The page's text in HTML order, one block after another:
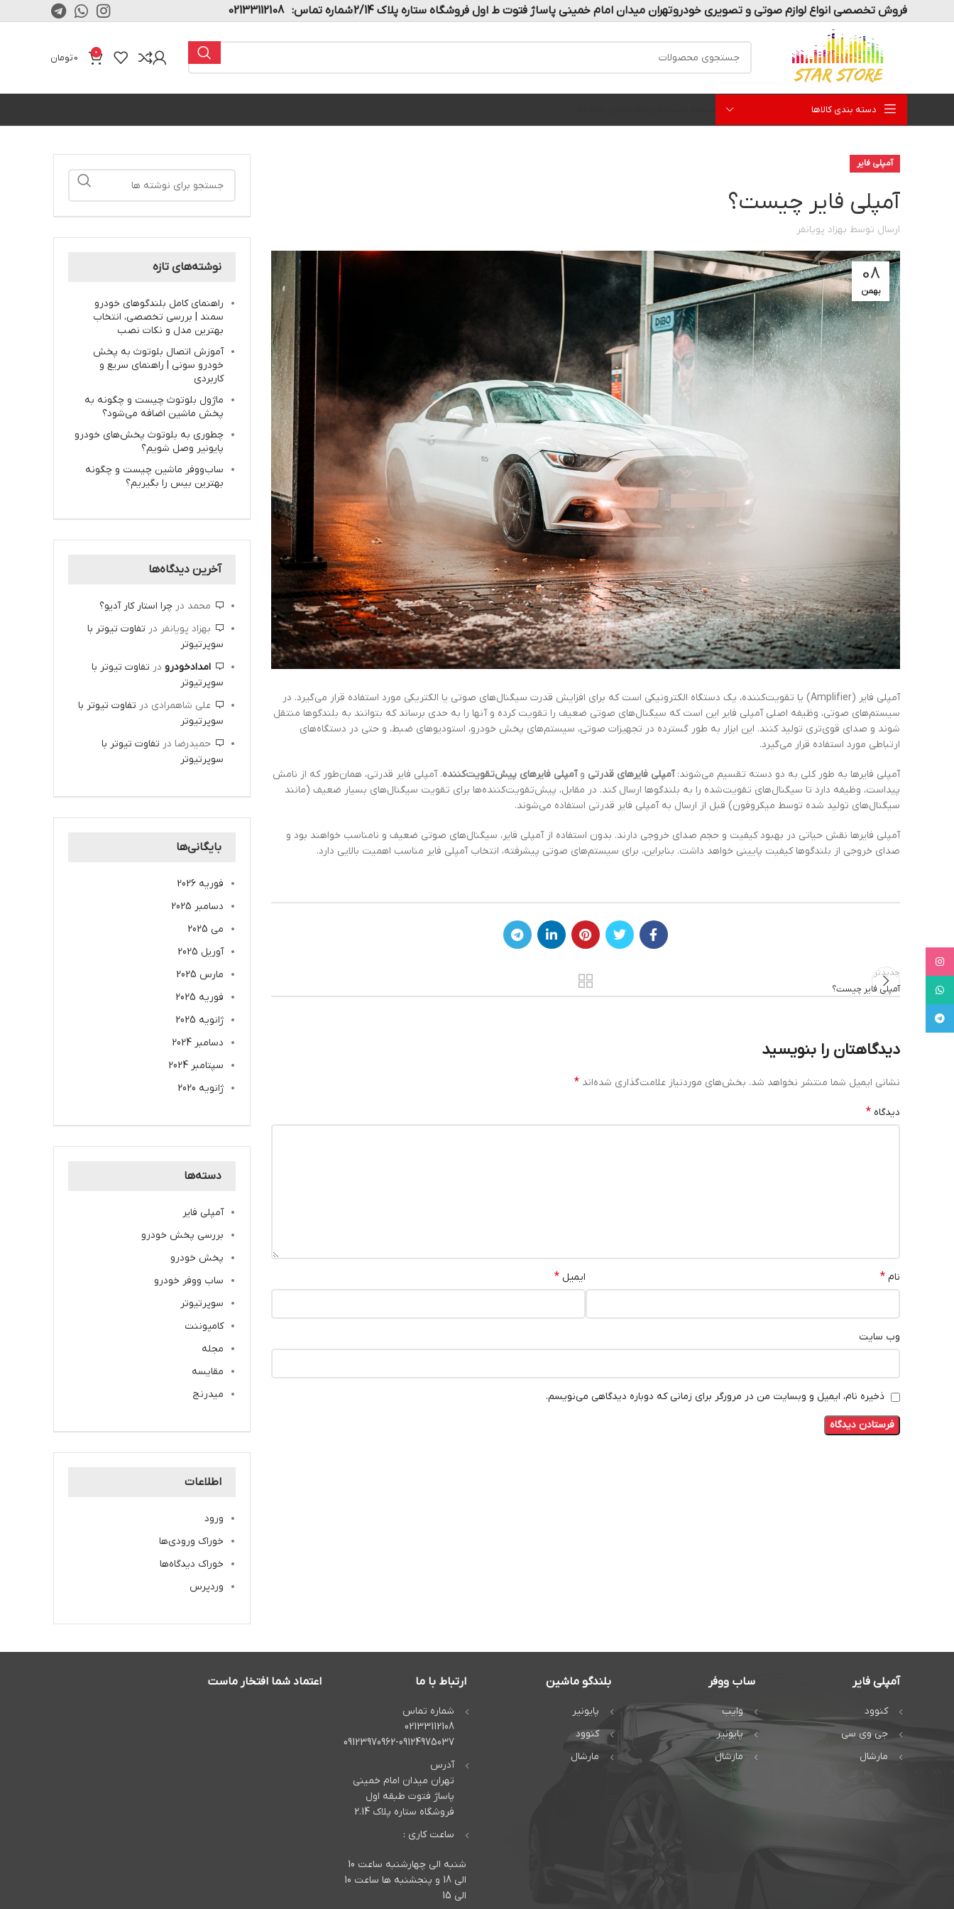
فروش تخصصی انواع لوازم صوتی و تصویری خودروتهران میدان امام خمینی پاساژ فتوت ط اول فروشگاه ستاره پلاک 2/14 شماره تماس: 02133112108
0
0تومان
دسته بندی کالاها
آمپلی فایر
آمپلی فایر چیست؟
ارسال توسط بهزاد پویانفر
08
بهمن
آمپلی فایر (Amplifier) یا تقویت‌کننده، یک دستگاه الکترونیکی است که برای افزایش قدرت سیگنال‌های صوتی یا الکتریکی مورد استفاده قرار می‌گیرد. در
سیستم‌های صوتی، وظیفه اصلی آمپلی فایر این است که سیگنال‌های صوتی ضعیف را تقویت کرده و آنها را به حدی برساند که بتوانند به بلندگوها منتقل
شوند و صدای قوی‌تری تولید کنند. این ابزار به طور گسترده در تجهیزات صوتی، سیستم‌های پخش خودرو، استودیوهای ضبط، و حتی در دستگاه‌های
ارتباطی مورد استفاده قرار می‌گیرد.
آمپلی فایرها به طور کلی به دو دسته تقسیم می‌شوند:آمپلی فایرهای قدرتی وآمپلی فایرهای پیش‌تقویت‌کننده. آمپلی فایر قدرتی، همان‌طور که از نامش
پیداست، وظیفه دارد تا سیگنال‌های تقویت‌شده را به بلندگوها ارسال کند. در مقابل، پیش‌تقویت‌کننده‌ها برای تقویت سیگنال‌های بسیار ضعیف (مانند
سیگنال‌های تولید شده توسط میکروفون) قبل از ارسال به آمپلی فایر قدرتی استفاده می‌شوند.
آمپلی فایرها نقش حیاتی در بهبود کیفیت و حجم صدای خروجی دارند. بدون استفاده از آمپلی فایر، سیگنال‌های صوتی ضعیف و نامناسب خواهند بود و
صدای خروجی از بلندگوها کیفیت پایینی خواهد داشت. بنابراین، برای سیستم‌های صوتی پیشرفته، انتخاب آمپلی فایر مناسب اهمیت بالایی دارد.
جدیدتر
آمپلی فایر چیست؟
دیدگاهتان را بنویسید
نشانی ایمیل شما منتشر نخواهد شد. بخش‌های موردنیاز علامت‌گذاری شده‌اند *
دیدگاه *
نام * ایمیل*
وب‌ سایت
ذخیره نام، ایمیل و وبسایت من در مرورگر برای زمانی که دوباره دیدگاهی می‌نویسم.
نوشته‌های تازه
راهنمای کامل بلندگوهای خودرو
سمند | بررسی تخصصی، انتخاب
بهترین مدل و نکات نصب
آموزش اتصال بلوتوث به پخش
خودرو سونی | راهنمای سریع و
کاربردی
ماژول بلوتوث چیست و چگونه به
پخش ماشین اضافه می‌شود؟
چطوری به بلوتوث پخش‌های خودرو
پایونیر وصل شویم؟
ساب‌ووفر ماشین چیست و چگونه
بهترین بیس را بگیریم؟
آخرین دیدگاه‌ها
محمد درچرا استار کار آدیو؟
بهزاد پویانفر در تفاوت تیوتر با
سوپرتیوتر
امدادخودرو در تفاوت تیوتر با
سوپرتیوتر
علی شاهمرادی در تفاوت تیوتر با
سوپرتیوتر
حمیدرضا در تفاوت تیوتر با
سوپرتیوتر
بایگانی‌ها
فوریه 2026
دسامبر 2025
می 2025
آوریل 2025
مارس 2025
فوریه 2025
ژانویه 2025
دسامبر 2024
سپتامبر 2024
ژانویه 2020
دسته‌ها
آمپلی فایر
بررسی پخش خودرو
پخش خودرو
ساب ووفر خودرو
سوپرتیوتر
کامپوننت
مجله
مقایسه
میدرنج
اطلاعات
ورود
خوراک ورودی‌ها
خوراک دیدگاه‌ها
وردپرس
آمپلی فایر
کنوود
جی وی سی
مارشال
ساب ووفر
وایب
پایونیر
مارشال
بلندگو ماشین
پایونیر
کنوود
مارشال
ارتباط با ما
شماره تماس
02133112108
09123970962-09124975037
آدرس
تهران میدان امام خمینی
پاساژ فتوت طبقه اول
فروشگاه ستاره پلاک 2.14
ساعت کاری :
شنبه الی چهارشنبه ساعت 10
الی 18 و پنجشنبه ها ساعت 10
الی 15
اعتماد شما افتخار ماست
WhatsApp